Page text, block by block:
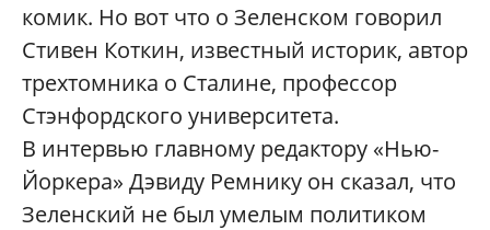
комик. Но вот что о Зеленском говорил
Стивен Коткин, известный историк, автор
трехтомника о Сталине, профессор
Стэнфордского университета.
В интервью главному редактору «Нью-
Йоркера» Дэвиду Ремнику он сказал, что
Зеленский не был умелым политиком